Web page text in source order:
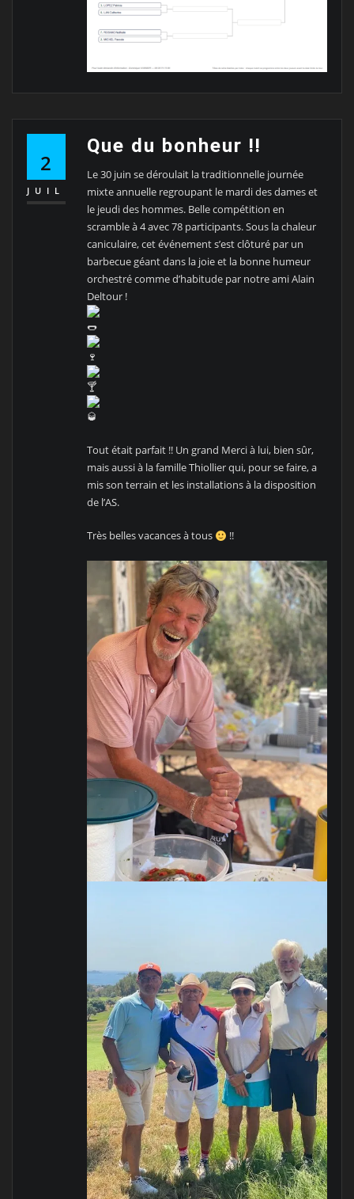
2
JUIL
Que du bonheur !!
Le 30 juin se déroulait la traditionnelle journée
mixte annuelle regroupant le mardi des dames et
le jeudi des hommes. Belle compétition en
scramble à 4 avec 78 participants. Sous la chaleur
caniculaire, cet événement s’est clôturé par un
barbecue géant dans la joie et la bonne humeur
orchestré comme d’habitude par notre ami Alain
Deltour !
Tout était parfait !! Un grand Merci à lui, bien sûr,
mais aussi à la famille Thiollier qui, pour se faire, a
mis son terrain et les installations à la disposition
de l’AS.
Très belles vacances à tous !!